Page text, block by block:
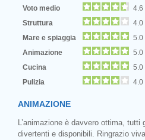
Voto medio
4.6
Struttura
4.0
Mare e spiaggia
5.0
Animazione
5.0
Cucina
5.0
Pulizia
4.0
ANIMAZIONE
L’animazione è davvero ottima,
divertenti e disponibili. Ringrazio